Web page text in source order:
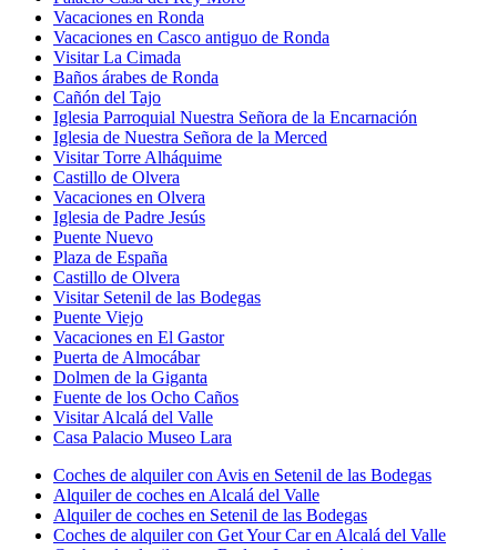
Vacaciones en Cuevas del Becerro
Museo de Caza
Iglesia de Nuestra Señora de la Encarnación
Vacaciones en Pruna
Palacio de Mondragón
Circuito Ascari
Edificio histórico Círculo de Artistas
Vacaciones en Arriate
Convento de Caños Santos
Parque Alameda del Tajo
Ganadería de toros bravos Reservatauro de Ronda
Palacio Casa del Rey Moro
Vacaciones en Ronda
Vacaciones en Casco antiguo de Ronda
Visitar La Cimada
Baños árabes de Ronda
Cañón del Tajo
Iglesia Parroquial Nuestra Señora de la Encarnación
Iglesia de Nuestra Señora de la Merced
Visitar Torre Alháquime
Castillo de Olvera
Vacaciones en Olvera
Iglesia de Padre Jesús
Puente Nuevo
Plaza de España
Castillo de Olvera
Visitar Setenil de las Bodegas